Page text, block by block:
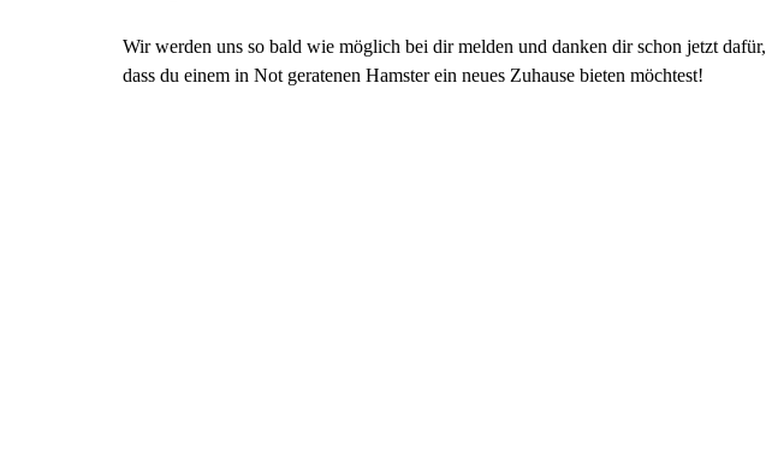
Wir werden uns so bald wie möglich bei dir melden und danken dir schon jetzt dafür,
dass du einem in Not geratenen Hamster ein neues Zuhause bieten möchtest!